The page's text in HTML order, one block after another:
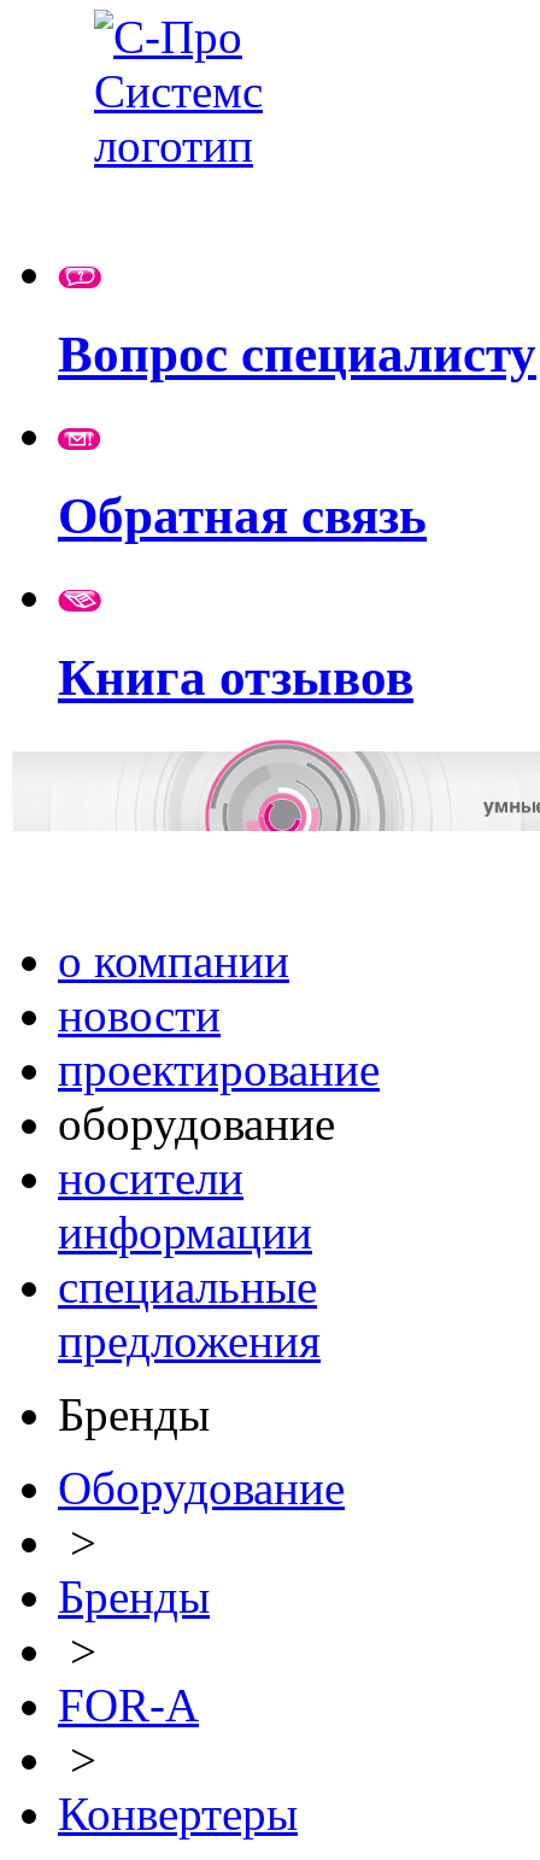
Вопрос специалисту
Обратная связь
Книга отзывов
о компании
новости
проектирование
оборудование
носители
информации
специальные
предложения
Бренды
Оборудование
>
Бренды
>
FOR-A
>
Конвертеры